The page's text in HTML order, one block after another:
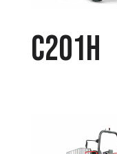
C201H